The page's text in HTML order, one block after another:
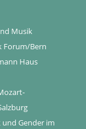
Musik
Forum/Bern
Haus
Gender im